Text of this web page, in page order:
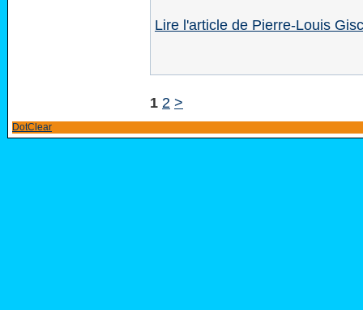
Lire l'article de Pierre-Louis
1 2 >
DotClear